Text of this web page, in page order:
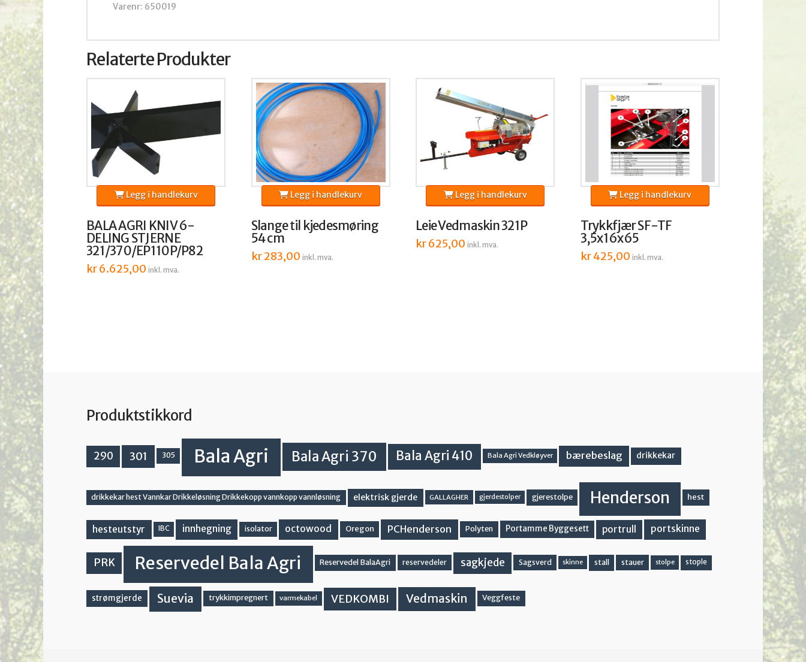
Varenr: 650019
Relaterte Produkter
BALA AGRI KNIV 6-
DELING STJERNE
321/370/EP110P/P82
kr6.625,00 inkl. mva.
Legg i handlekurv
Slange til kjedesmøring
54 cm
kr283,00 inkl. mva.
Legg i handlekurv
Leie Vedmaskin 321P
kr625,00 inkl. mva.
Legg i handlekurv
Trykkfjær SF-TF
3,5x16x65
kr425,00 inkl. mva.
Legg i handlekurv
Produktstikkord
290 301 305 Bala Agri Bala Agri 370 Bala Agri 410 Bala Agri Vedkløyver bærebeslag drikkekar
drikkekar hest Vannkar Drikkeløsning Drikkekopp vannkopp vannløsning elektrisk gjerde GALLAGHER gjerdestolper gjerestolpe Henderson hest
hesteutstyr IBC innhegning isolator octowood Oregon PCHenderson Polyten Portamme Byggesett portrull portskinne
PRK Reservedel Bala Agri Reservedel BalaAgri reservedeler sagkjede Sagsverd skinne stall stauer stolpe stople
strømgjerde Suevia trykkimpregnert varmekabel VEDKOMBI Vedmaskin Veggfeste